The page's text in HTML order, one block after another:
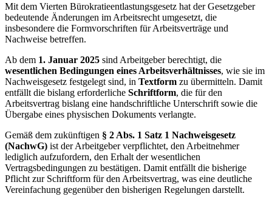
Mit dem Vierten Bürokratieentlastungsgesetz hat der Gesetzgeber
bedeutende Änderungen im Arbeitsrecht umgesetzt, die
insbesondere die Formvorschriften für Arbeitsverträge und
Nachweise betreffen.
Ab dem 1. Januar 2025 sind Arbeitgeber berechtigt, die
wesentlichen Bedingungen eines Arbeitsverhältnisses, wie sie im
Nachweisgesetz festgelegt sind, in Textform zu übermitteln. Damit
entfällt die bislang erforderliche Schriftform, die für den
Arbeitsvertrag bislang eine handschriftliche Unterschrift sowie die
Übergabe eines physischen Dokuments verlangte.
Gemäß dem zukünftigen § 2 Abs. 1 Satz 1 Nachweisgesetz
(NachwG) ist der Arbeitgeber verpflichtet, den Arbeitnehmer
lediglich aufzufordern, den Erhalt der wesentlichen
Vertragsbedingungen zu bestätigen. Damit entfällt die bisherige
Pflicht zur Schriftform für den Arbeitsvertrag, was eine deutliche
Vereinfachung gegenüber den bisherigen Regelungen darstellt.